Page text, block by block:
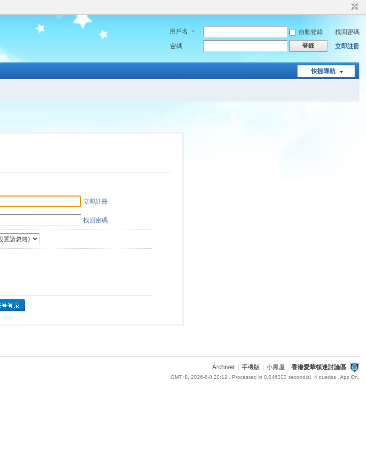
用戶名 自動登錄
找回密碼
密碼
登錄 立即註冊
快捷導航
立即註冊
找回密碼
Archiver 手機版 小黑屋 香港愛華頓迷討論區
GMT+8, 2026-8-8 20:12 , Processed in 0.046303 second(s), 4 queries , Apc On.